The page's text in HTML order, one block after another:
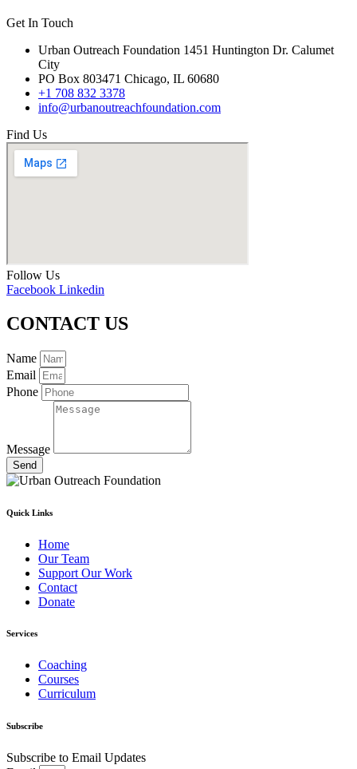
Get In Touch
Urban Outreach Foundation 1451 Huntington Dr. Calumet
City
PO Box 803471 Chicago, IL 60680
+1 708 832 3378
info@urbanoutreachfoundation.com
Find Us
Follow Us
Facebook Linkedin
CONTACT US
Name
Email
Phone
Message
Send
Quick Links
Home
Our Team
Support Our Work
Contact
Donate
Services
Coaching
Courses
Curriculum
Subscribe
Subscribe to Email Updates